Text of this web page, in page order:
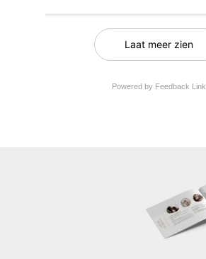
Laat meer zien
Powered by Feedback Link